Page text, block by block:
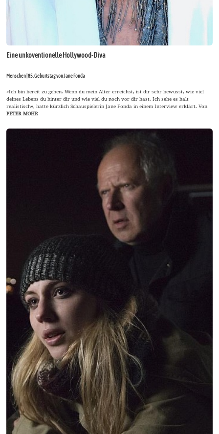
Eine unkoventionelle Hollywood-Diva
Menschen | 85. Geburtstag von Jane Fonda
»Ich bin bereit zu gehen. Wenn du mein Alter erreichst, ist dir sehr bewusst, wie viel
deines Lebens du hinter dir und wie viel du noch vor dir hast. Ich sehe es halt
realistisch«, hatte kürzlich Schauspielerin Jane Fonda in einem Interview erklärt. Von
PETER MOHR